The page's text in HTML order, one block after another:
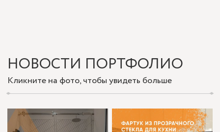
НОВОСТИ ПОРТФОЛИО
Кликните на фото, чтобы увидеть больше